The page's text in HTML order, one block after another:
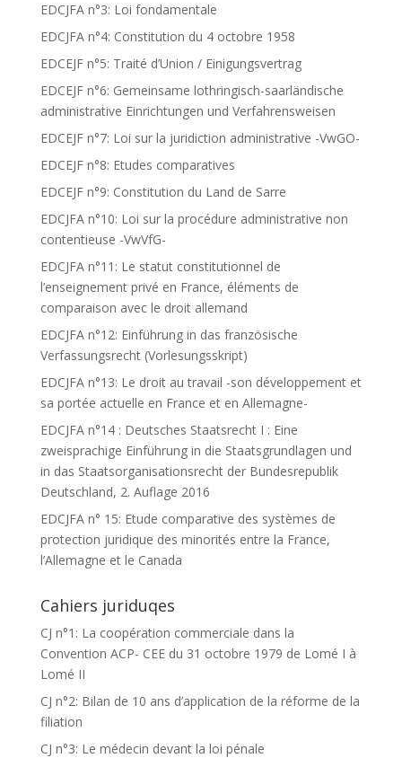
EDCJFA n°3: Loi fondamentale
EDCJFA n°4: Constitution du 4 octobre 1958
EDCEJF n°5: Traité d’Union / Einigungsvertrag
EDCEJF n°6: Gemeinsame lothringisch-saarländische
administrative Einrichtungen und Verfahrensweisen
EDCEJF n°7: Loi sur la juridiction administrative -VwGO-
EDCEJF n°8: Etudes comparatives
EDCEJF n°9: Constitution du Land de Sarre
EDCJFA n°10: Loi sur la procédure administrative non
contentieuse -VwVfG-
EDCJFA n°11: Le statut constitutionnel de
l’enseignement privé en France, éléments de
comparaison avec le droit allemand
EDCJFA n°12: Einführung in das französische
Verfassungsrecht (Vorlesungsskript)
EDCJFA n°13: Le droit au travail -son développement et
sa portée actuelle en France et en Allemagne-
EDCJFA n°14 : Deutsches Staatsrecht I : Eine
zweisprachige Einführung in die Staatsgrundlagen und
in das Staatsorganisationsrecht der Bundesrepublik
Deutschland, 2. Auflage 2016
EDCJFA n° 15: Etude comparative des systèmes de
protection juridique des minorités entre la France,
l’Allemagne et le Canada
Cahiers juriduqes
CJ n°1: La coopération commerciale dans la
Convention ACP- CEE du 31 octobre 1979 de Lomé I à
Lomé II
CJ n°2: Bilan de 10 ans d’application de la réforme de la
filiation
CJ n°3: Le médecin devant la loi pénale